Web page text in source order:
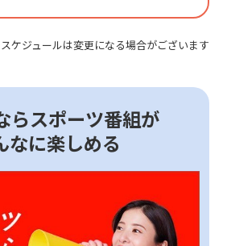
ケジュールは変更になる場合がございます
らスポーツ番組が
なに楽しめる